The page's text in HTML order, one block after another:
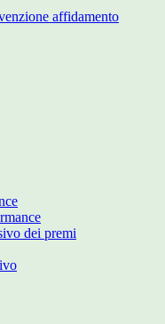
affidamento
dei premi